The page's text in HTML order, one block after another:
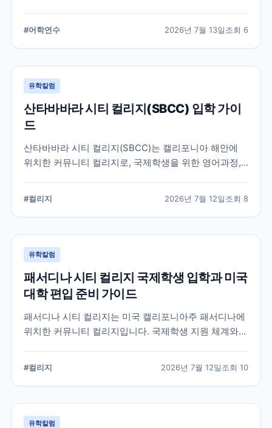
다.
#어학연수 2026년 7월 13일조회 6
유학칼럼
산타바바라 시티 컬리지(SBCC) 입학 가이
드
산타바바라 시티 컬리지(SBCC)는 캘리포니아 해안에
위치한 커뮤니티 컬리지로, 국제학생을 위한 영어과정,
서 확인해야 할 사항을 정리했습니다.
#컬리지 2026년 7월 12일조회 8
유학칼럼
패서디나 시티 컬리지 국제학생 입학과 미국
대학 편입 준비 가이드
패서디나 시티 컬리지는 미국 캘리포니아주 패서디나에
위치한 커뮤니티 컬리지입니다. 국제학생 지원 체계와
#컬리지 2026년 7월 12일조회 10
유학칼럼